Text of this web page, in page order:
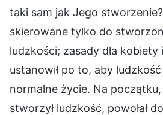
taki sam jak Jego stworzenie?
skierowane tylko do
ludzkości; zasady dla kobiety
ustanowił po to, aby ludzkość
normalne życie. Na
stworzył ludzkość, powołał